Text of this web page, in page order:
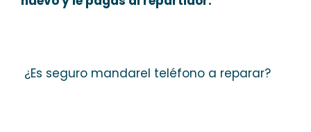
¿Es seguro mandarel teléfono a reparar?